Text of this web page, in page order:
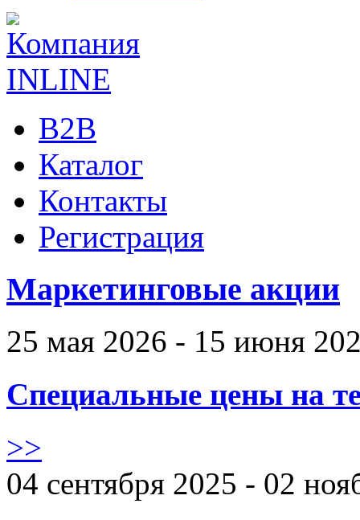
B2B
Каталог
Контакты
Регистрация
Маркетинговые акции
25 мая 2026 - 15 июня
Специальные цены на
>>
04 сентября 2025 - 02